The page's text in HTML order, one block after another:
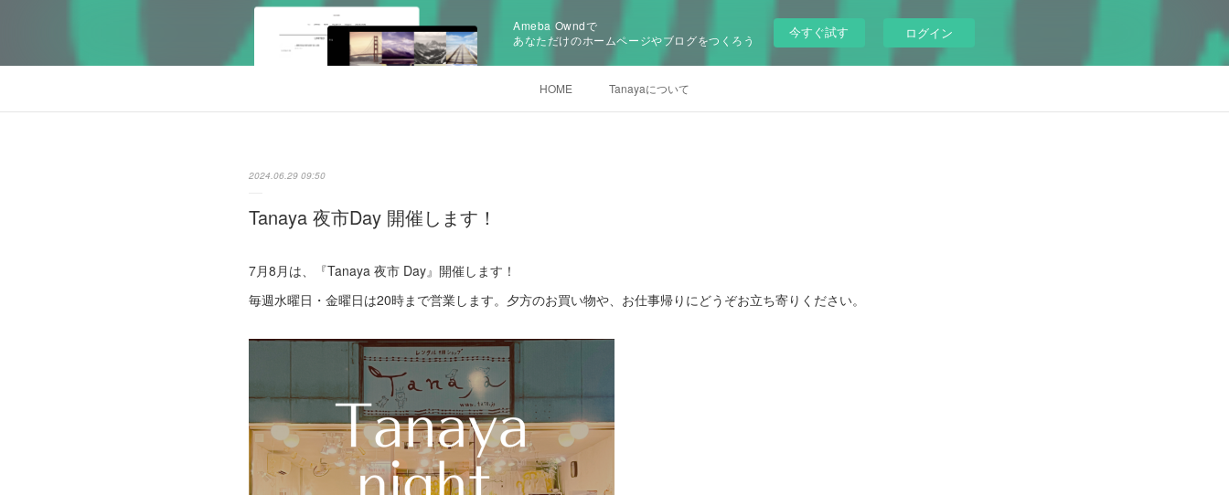
Ameba Owndで
あなただけのホームページやブログをつくろう
今すぐ試す ログイン
HOME Tanayaについて
2024.06.29 09:50
Tanaya 夜市Day 開催します！
7月8月は、『Tanaya 夜市 Day』開催します！
毎週水曜日・金曜日は20時まで営業します。夕方のお買い物や、お仕事帰りにどうぞお立ち寄りください。